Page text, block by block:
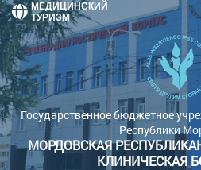
Государственное бюджетное
Республики
МОРДОВСКАЯ
КЛИНИЧЕСКАЯ
МЕДИЦИНСКИЙ
ТУРИЗМ